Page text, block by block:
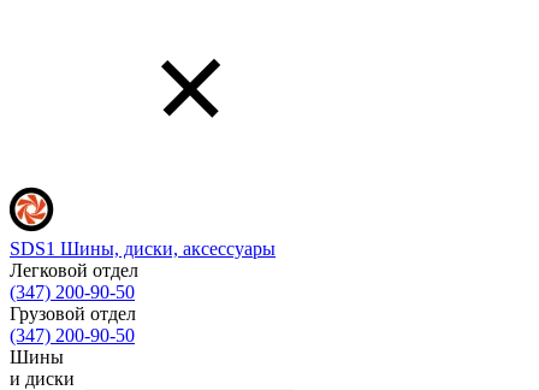
SDS1 Шины, диски, аксессуары
Легковой отдел
(347) 200-90-50
Грузовой отдел
(347) 200-90-50
Шины
и диски